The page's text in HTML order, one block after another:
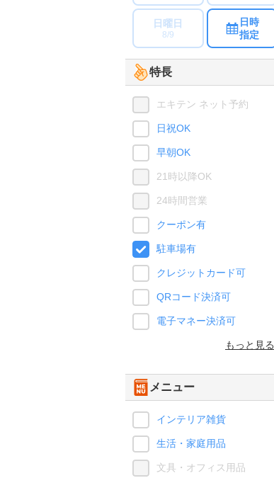
日曜日
8/9
日時
指定
特長
エキテン ネット予約
日祝OK
早朝OK
21時以降OK
24時間営業
クーポン有
駐車場有
クレジットカード可
QRコード決済可
電子マネー決済可
もっと見る
メニュー
インテリア雑貨
生活・家庭用品
文具・オフィス用品